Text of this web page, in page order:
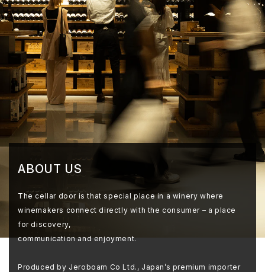
ABOUT US
The cellar door is that special place in a winery where
winemakers connect directly with the consumer – a place
for discovery,
communication and enjoyment.
Produced by Jeroboam Co Ltd., Japan’s premium importer